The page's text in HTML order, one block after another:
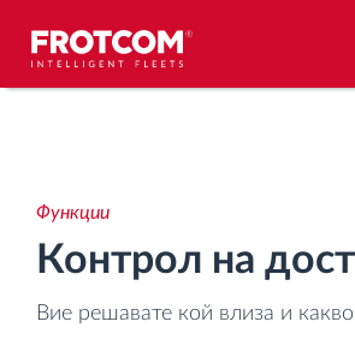
Наблюдение на времената за
Функции
Контрол на
Вие решавате кой влиза и